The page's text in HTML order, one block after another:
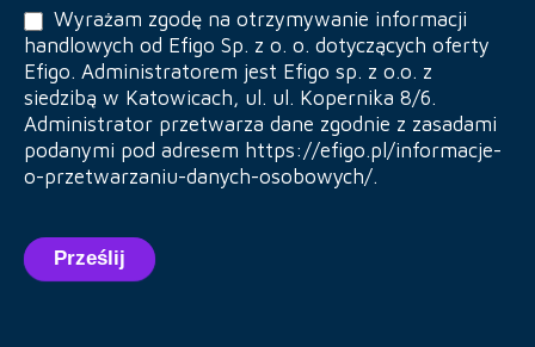
Wyrażam zgodę na otrzymywanie informacji
handlowych od Efigo Sp. z o. o. dotyczących oferty
Efigo. Administratorem jest Efigo sp. z o.o. z
siedzibą w Katowicach, ul. ul. Kopernika 8/6.
Administrator przetwarza dane zgodnie z zasadami
podanymi pod adresem https://efigo.pl/informacje-
o-przetwarzaniu-danych-osobowych/.
Prześlij